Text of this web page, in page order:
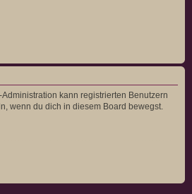
kann registrierten Benutzern
wenn du dich in diesem Board bewegst.